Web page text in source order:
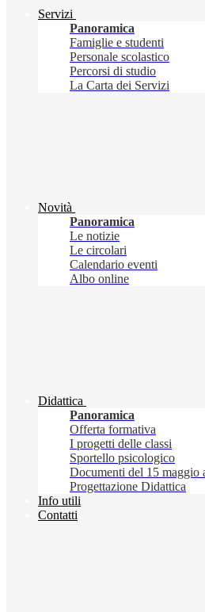
Servizi
Panoramica
Famiglie e studenti
Personale scolastico
Percorsi di studio
La Carta dei Servizi
Novità
Panoramica
Le notizie
Le circolari
Calendario eventi
Albo online
Didattica
Panoramica
Offerta formativa
I progetti delle classi
Sportello psicologico
Documenti del 15 maggio
Progettazione Didattica
Info utili
Contatti